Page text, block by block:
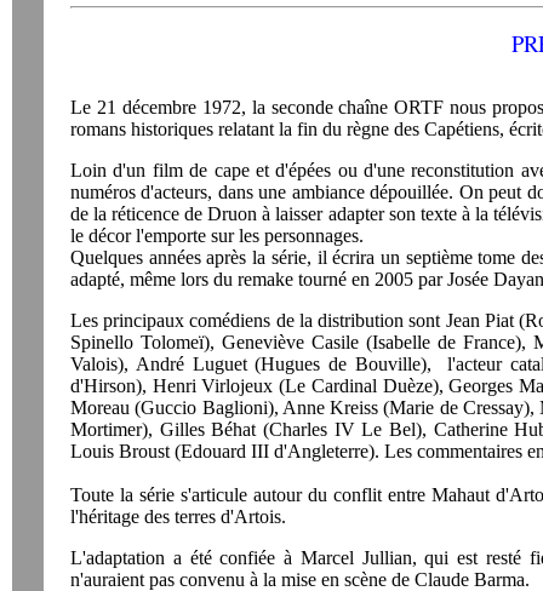
Le 21 décembre 1972, la seconde chaîne ORTF nous
romans historiques relatant la fin du règne des Capétiens,
Loin d'un film de cape et d'épées ou d'une reconstitution
numéros d'acteurs, dans une ambiance dépouillée. On peut
de la réticence de Druon à laisser adapter son texte à la
le décor l'emporte sur les personnages.
Quelques années après la série, il écrira un septième tome
adapté, même lors du remake tourné en 2005 par Josée
Les principaux comédiens de la distribution sont Jean Piat
Spinello Tolomeï), Geneviève Casile (Isabelle de France),
Valois), André Luguet (Hugues de Bouville), l'acteur
d'Hirson), Henri Virlojeux (Le Cardinal Duèze), Georges
Moreau (Guccio Baglioni), Anne Kreiss (Marie de
Mortimer), Gilles Béhat (Charles IV Le Bel), Catherine
Louis Broust (Edouard III d'Angleterre). Les commentaires
Toute la série s'articule autour du conflit entre Mahaut
l'héritage des terres d'Artois.
L'adaptation a été confiée à Marcel Jullian, qui est resté
n'auraient pas convenu à la mise en scène de Claude Barma.